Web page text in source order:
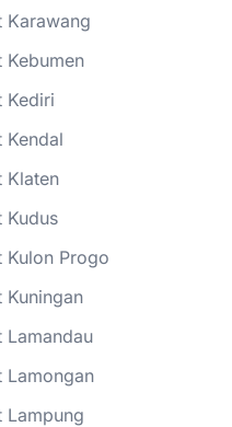
Karawang
Kebumen
Kediri
Kendal
Klaten
Kudus
Kulon Progo
Kuningan
Lamandau
Lamongan
Lampung